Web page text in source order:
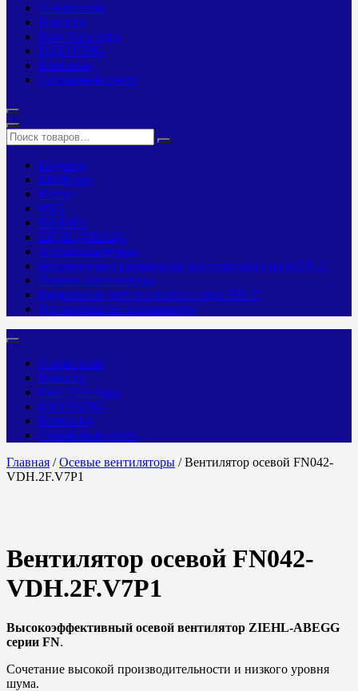
О компании
Новости
Fans-Tech Agro
DAYOUNG
Контакты
Сервисный центр
Dayoung
EBMpapst
Kemao
MES
SANMU
ZIEHL-ABEGG
Агровентиляторы
Бескорпусные радиальные вентиляторы серии ER..C
Осевые вентиляторы
Радиальные рабочие колёса серии RH..C
Центробежные вентиляторы
О компании
Новости
Fans-Tech Agro
DAYOUNG
Контакты
Сервисный центр
Главная /Осевые вентиляторы / Вентилятор осевой FN042-
VDH.2F.V7P1
Вентилятор осевой FN042-
VDH.2F.V7P1
Высокоэффективный осевой вентилятор ZIEHL-ABEGG
серии FN.
Сочетание высокой производительности и низкого уровня
шума.